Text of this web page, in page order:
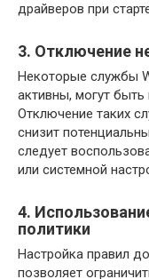
драйверов при
3. Отключение
Некоторые службы
активны, могут
Отключение таких
снизит
следует
или системной
4.
политики
Настройка правил
позволяет